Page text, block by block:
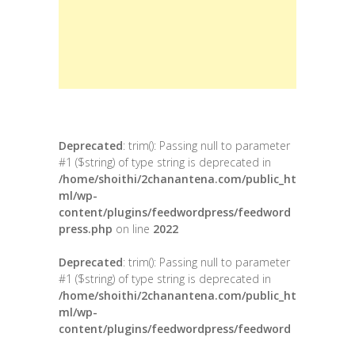
Deprecated: trim(): Passing null to parameter
#1 ($string) of type string is deprecated in
/home/shoithi/2chanantena.com/public_ht
ml/wp-
content/plugins/feedwordpress/feedword
press.php on line 2022
Deprecated: trim(): Passing null to parameter
#1 ($string) of type string is deprecated in
/home/shoithi/2chanantena.com/public_ht
ml/wp-
content/plugins/feedwordpress/feedword